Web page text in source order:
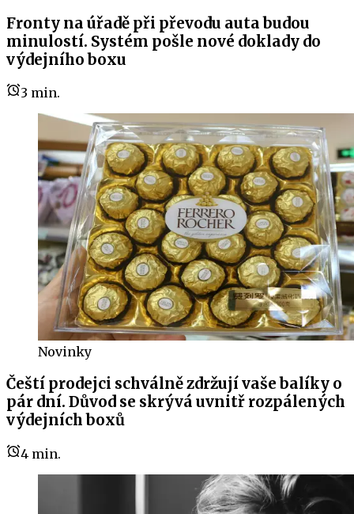
Fronty na úřadě při převodu auta budou
minulostí. Systém pošle nové doklady do
výdejního boxu
3 min.
Novinky
Čeští prodejci schválně zdržují vaše balíky o
pár dní. Důvod se skrývá uvnitř rozpálených
výdejních boxů
4 min.